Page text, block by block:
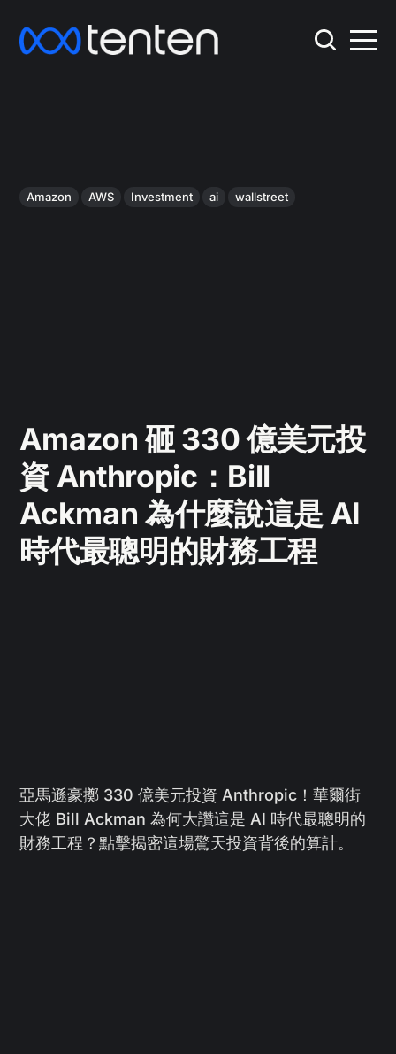
Amazon AWS Investment ai wallstreet
Amazon 砸 330 億美元投
資 Anthropic：Bill
Ackman 為什麼說這是 AI
時代最聰明的財務工程
亞馬遜豪擲 330 億美元投資 Anthropic！華爾街
大佬 Bill Ackman 為何大讚這是 AI 時代最聰明的
財務工程？點擊揭密這場驚天投資背後的算計。